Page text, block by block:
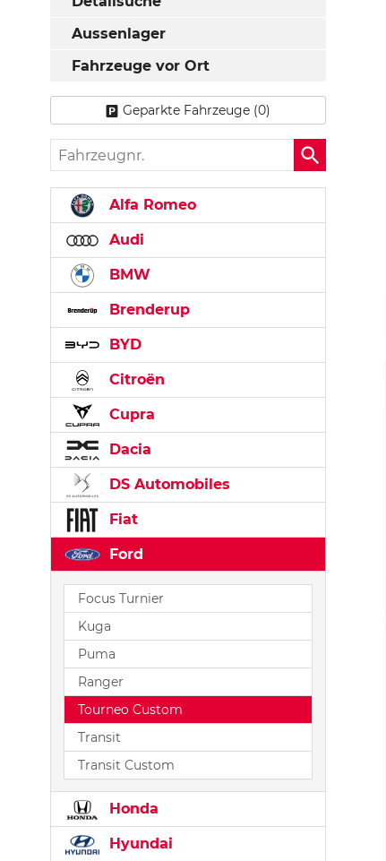
Aussenlager
Fahrzeuge vor Ort
Geparkte Fahrzeuge (0)
Fahrzeugnr.
Alfa Romeo
Audi
BMW
Brenderup
BYD
Citroën
Cupra
Dacia
DS Automobiles
Fiat
Ford
Focus Turnier
Kuga
Puma
Ranger
Tourneo Custom
Transit
Transit Custom
Honda
Hyundai